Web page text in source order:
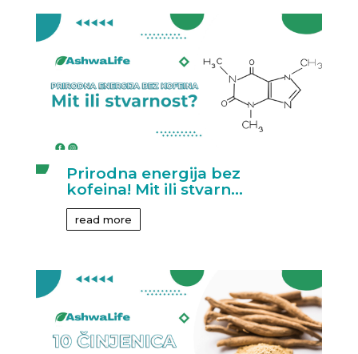
Prirodna energija bez
kofeina! Mit ili stvarn...
read more